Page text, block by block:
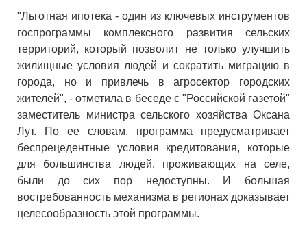
"Льготная ипотека - один из ключевых инструментов
госпрограммы комплексного развития сельских
территорий, который позволит не только улучшить
жилищные условия людей и сократить миграцию в
города, но и привлечь в агросектор городских
жителей", - отметила в беседе с "Российской газетой"
заместитель министра сельского хозяйства Оксана
Лут. По ее словам, программа предусматривает
беспрецедентные условия кредитования, которые
для большинства людей, проживающих на селе,
были до сих пор недоступны. И большая
востребованность механизма в регионах доказывает
целесообразность этой программы.